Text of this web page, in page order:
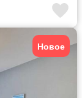
Новое